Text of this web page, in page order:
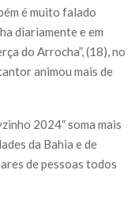
é muito falado
diariamente e em
do Arrocha”, (18), no
animou mais de
2024″ soma mais
da Bahia e de
de pessoas todos